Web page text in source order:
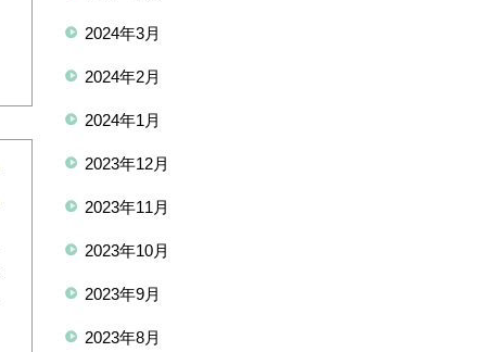
2024年3月
2024年2月
2024年1月
2023年12月
2023年11月
2023年10月
2023年9月
2023年8月